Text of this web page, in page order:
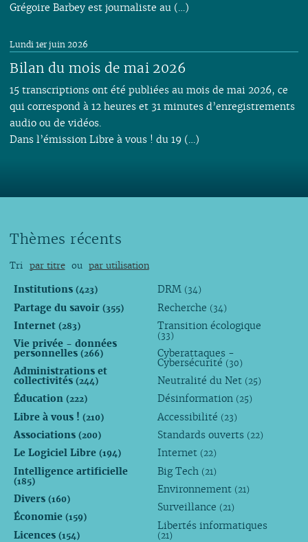
Grégoire Barbey est journaliste au (…)
Bilan du mois de mai 2026
Lundi 1er juin 2026
15 transcriptions ont été publiées au mois de mai 2026, ce
qui correspond à 12 heures et 31 minutes d’enregistrements
audio ou de vidéos.
Dans l’émission Libre à vous ! du 19 (…)
Thèmes récents
Tri par titre ou par utilisation
Institutions (423)
Partage du savoir (355)
Internet (283)
Vie privée - données
personnelles (266)
Administrations et
collectivités (244)
Éducation (222)
Libre à vous ! (210)
Associations (200)
Le Logiciel Libre (194)
Intelligence artificielle
(185)
Divers (160)
Économie (159)
Licences (154)
DRM (34)
Recherche (34)
Transition écologique
(33)
Cyberattaques -
Cybersécurité (30)
Neutralité du Net (25)
Désinformation (25)
Accessibilité (23)
Standards ouverts (22)
Internet (22)
Big Tech (21)
Environnement (21)
Surveillance (21)
Libertés informatiques
(21)